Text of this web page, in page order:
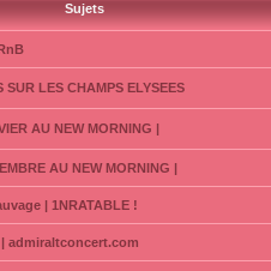
Sujets
LES CHAMPS ELYSEES
AU NEW MORNING |
AU NEW MORNING |
| 1NRATABLE !
| admiraltconcert.com